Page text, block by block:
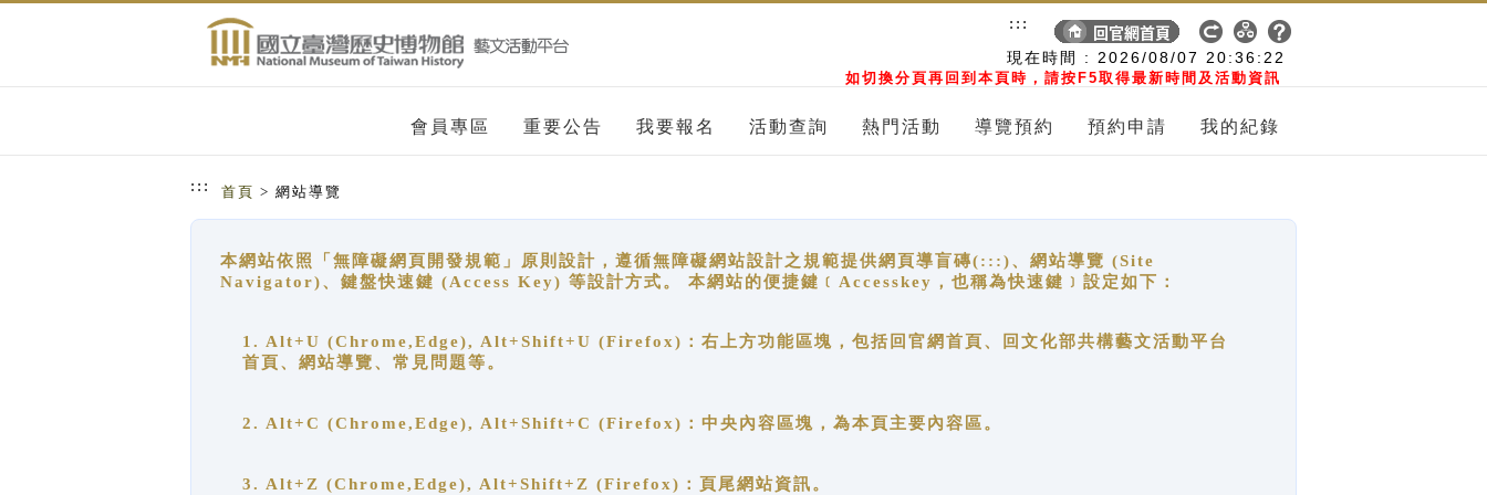
現在時間 : 2026/08/07 20:36:22
如切換分頁再回到本頁時，請按F5取得最新時間及活動資訊
:::
會員專區 重要公告 我要報名 活動查詢 熱門活動 導覽預約 預約申請 我的紀錄
::: 首頁 > 網站導覽
本網站依照「無障礙網頁開發規範」原則設計，遵循無障礙網站設計之規範提供網頁導盲磚(:::)、網站導覽 (Site
Navigator)、鍵盤快速鍵 (Access Key) 等設計方式。 本網站的便捷鍵﹝Accesskey，也稱為快速鍵﹞設定如下：
1. Alt+U (Chrome,Edge), Alt+Shift+U (Firefox)：右上方功能區塊，包括回官網首頁、回文化部共構藝文活動平台
首頁、網站導覽、常見問題等。
2. Alt+C (Chrome,Edge), Alt+Shift+C (Firefox)：中央內容區塊，為本頁主要內容區。
3. Alt+Z (Chrome,Edge), Alt+Shift+Z (Firefox)：頁尾網站資訊。